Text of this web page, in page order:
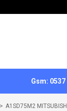
Gsm:
A1SD75M2